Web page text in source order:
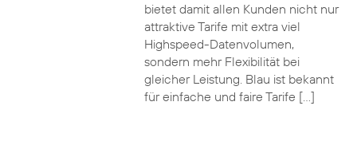
bietet damit allen Kunden nicht nur
attraktive Tarife mit extra viel
Highspeed-Datenvolumen,
sondern mehr Flexibilität bei
gleicher Leistung. Blau ist bekannt
für einfache und faire Tarife […]